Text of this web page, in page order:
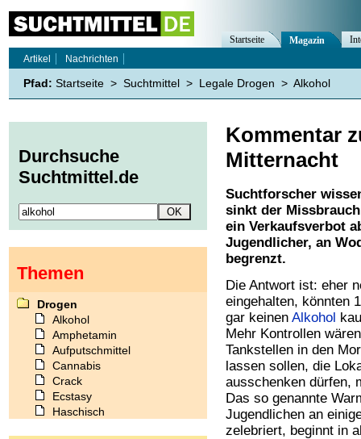
Kommentar
Mitternacht
Suchtforscher
sinkt der
ein Verkaufsverbot
Jugendlicher, an
begrenzt.
Die Antwort ist: eher
eingehalten, könnten
gar keinen Alkohol
Mehr Kontrollen
Tankstellen in den
lassen sollen, die
ausschenken dürfen,
Das so genannte
Jugendlichen an
zelebriert, beginnt in
Startseite Magazin
Artikel
Nachrichten
Pfad: Startseite > Suchtmittel > Legale Drogen > Alkohol
Durchsuche
Suchtmittel.de
Themen
Drogen
Alkohol
Amphetamin
Aufputschmittel
Cannabis
Crack
Ecstasy
Haschisch